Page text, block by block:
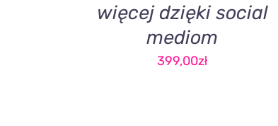
więcej dzięki social
mediom
399,00zł